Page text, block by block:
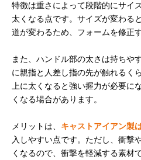
特徴は重さによって段階的にサイ
太くなる点です。サイズが変わる
道が変わるため、フォームを修正
また、ハンドル部の太さは持ちや
に親指と人差し指の先が触れるく
上に太くなると強い握力が必要に
くなる場合があります。
メリットは、 キャストアイアン製
入しやすい点です。ただし、衝撃
くなるので、衝撃を軽減する素材